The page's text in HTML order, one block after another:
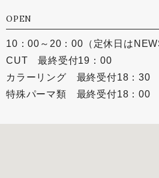
OPEN
10：00～20：00（定休日は
CUT 最終受付19：00
カラーリング 最終受付18：30
特殊パーマ類 最終受付18：00